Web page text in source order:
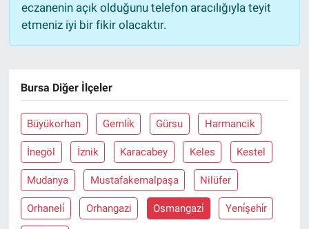
eczanenin açık olduğunu telefon aracılığıyla teyit
etmeniz iyi bir fikir olacaktır.
Bursa Diğer İlçeler
Büyükorhan Gemli̇k Gürsu Harmancik
İnegöl İznik Karacabey Keles Kestel
Mudanya Mustafakemalpaşa Nilüfer
Orhaneli̇ Orhangazi Osmangazi̇ Yeni̇şehi̇r